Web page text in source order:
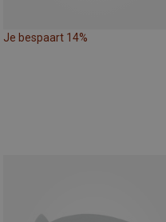
Je bespaart 14%